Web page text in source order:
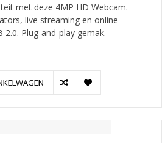
met deze 4MP HD Webcam.
live streaming en online
2.0. Plug-and-play gemak.